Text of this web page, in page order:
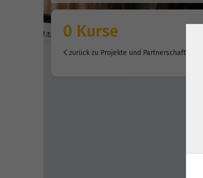
0 Kurse
zurück zu Projekte und Partnerschaften